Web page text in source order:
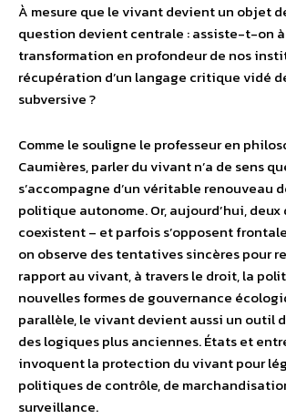
À mesure que le vivant devient un objet
question devient centrale : assiste-t-on
transformation en profondeur de nos
récupération d’un langage critique vidé
subversive ?
Comme le souligne le professeur en
Caumières, parler du vivant n’a de sens
s’accompagne d’un véritable renouveau
politique autonome. Or, aujourd’hui,
coexistent – et parfois s’opposent
on observe des tentatives sincères pour
rapport au vivant, à travers le droit, la
nouvelles formes de gouvernance
parallèle, le vivant devient aussi un outil
des logiques plus anciennes. États et
invoquent la protection du vivant pour
politiques de contrôle, de
surveillance.